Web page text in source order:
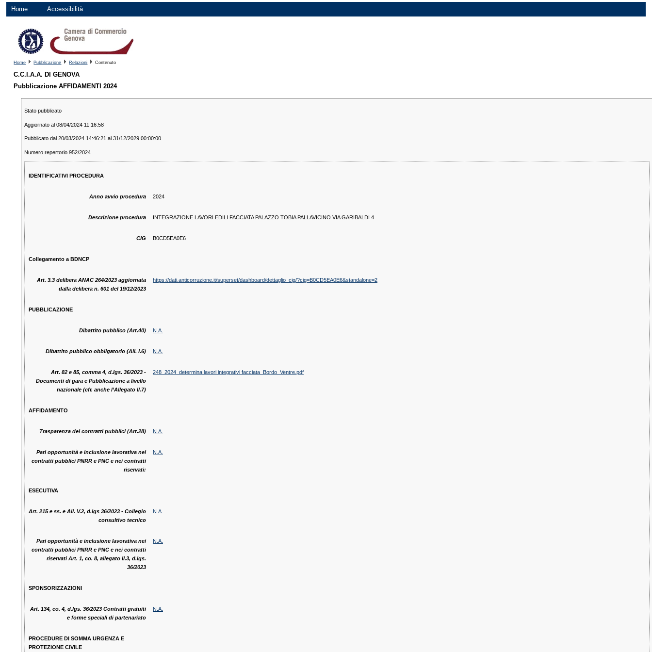
Home Accessibilità
Home Pubblicazione Relazioni Contenuto
C.C.I.A.A. DI GENOVA
Pubblicazione AFFIDAMENTI 2024
Stato pubblicato
Aggiornato al 08/04/2024 11:16:58
Pubblicato dal 20/03/2024 14:46:21 al 31/12/2029 00:00:00
Numero repertorio 952/2024
IDENTIFICATIVI PROCEDURA
Anno avvio procedura 2024
Descrizione procedura INTEGRAZIONE LAVORI EDILI FACCIATA PALAZZO TOBIA PALLAVICINO VIA GARIBALDI 4
CIG B0CD5EA0E6
Collegamento a BDNCP
Art. 3.3 delibera ANAC 264/2023 aggiornata
dalla delibera n. 601 del 19/12/2023
https://dati.anticorruzione.it/superset/dashboard/dettaglio_cig/?cig=B0CD5EA0E6&standalone=2
PUBBLICAZIONE
Dibattito pubblico (Art.40) N.A.
Dibattito pubblico obbligatorio (All. I.6) N.A.
Art. 82 e 85, comma 4, d.lgs. 36/2023 -
Documenti di gara e Pubblicazione a livello
nazionale (cfr. anche l’Allegato II.7)
248_2024_determina lavori integrativi facciata_Bordo_Ventre.pdf
AFFIDAMENTO
Trasparenza dei contratti pubblici (Art.28) N.A.
Pari opportunità e inclusione lavorativa nei
contratti pubblici PNRR e PNC e nei contratti
riservati:
N.A.
ESECUTIVA
Art. 215 e ss. e All. V.2, d.lgs 36/2023 - Collegio
consultivo tecnico
N.A.
Pari opportunità e inclusione lavorativa nei
contratti pubblici PNRR e PNC e nei contratti
riservati Art. 1, co. 8, allegato II.3, d.lgs.
36/2023
N.A.
SPONSORIZZAZIONI
Art. 134, co. 4, d.lgs. 36/2023 Contratti gratuiti
e forme speciali di partenariato
N.A.
PROCEDURE DI SOMMA URGENZA E
PROTEZIONE CIVILE